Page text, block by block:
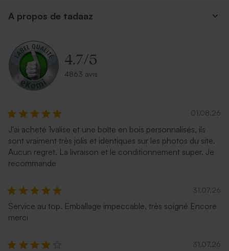
A propos de tadaaz
4.7/5
4863 avis
01.08.26
J'ai acheté 1valise et une boîte en bois personnalisés, ils
sont vraiment très jolis et identiques sur les photos du site.
Aucun regret. La livraison et le conditionnement super. Je
recommande
31.07.26
Service au top. Emballage impeccable, très soigné Encore
merci
31.07.26